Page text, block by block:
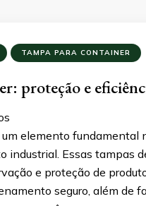
TAMPA PARA CONTAINER
proteção e
elemento fundamental
industrial. Essas tampas
e proteção de
seguro, além de